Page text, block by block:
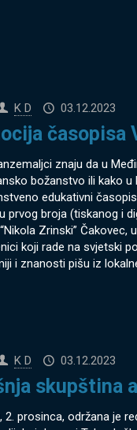
K D 03.12.2023
časopisa
znaju da u
božanstvo ili kako
edukativni
prvog broja (tiskanog i
Zrinski”
koji rade na svjetski
i znanosti pišu iz
K D 03.12.2023
skupština
2. prosinca, održana je